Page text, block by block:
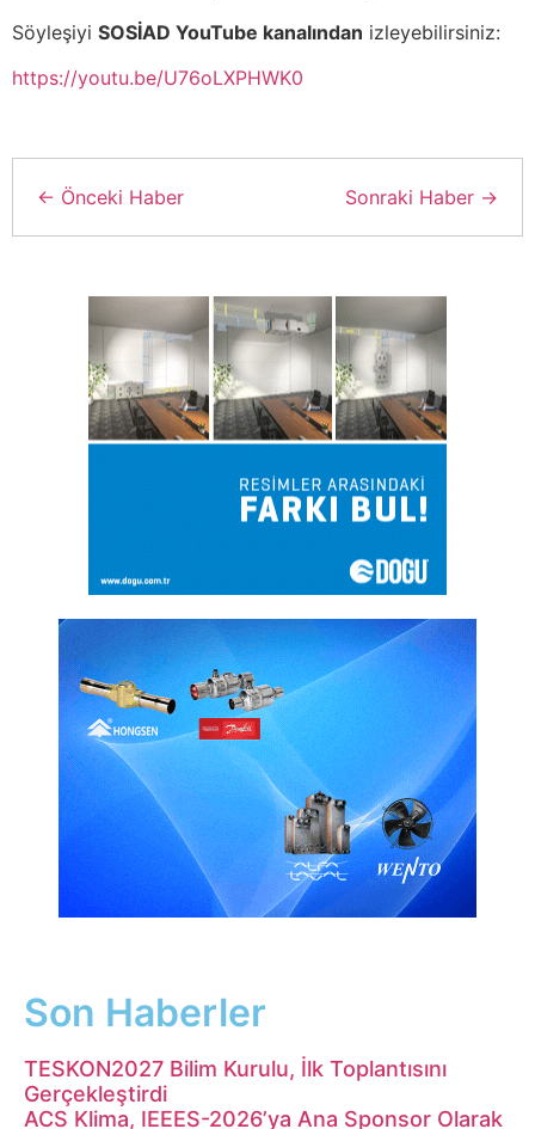
Söyleşiyi SOSİAD YouTube kanalından izleyebilirsiniz:
https://youtu.be/U76oLXPHWK0
← Önceki Haber Sonraki Haber →
Son Haberler
TESKON2027 Bilim Kurulu, İlk Toplantısını
Gerçekleştirdi
ACS Klima, IEEES-2026’ya Ana Sponsor Olarak